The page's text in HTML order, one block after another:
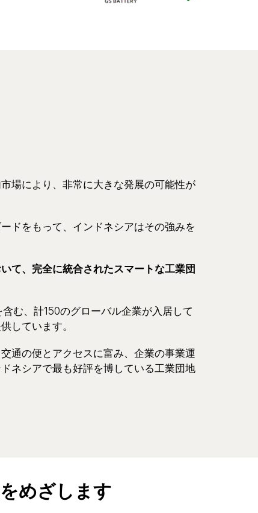
場により、非常に大きな発展の可能性が
ドをもって、インドネシアはその強みを
て、完全に統合されたスマートな工業団
む、計150のグローバル企業が入居して
しています。
通の便とアクセスに富み、企業の事業運
ネシアで最も好評を博している工業団地
めざします